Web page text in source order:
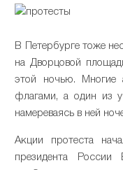
В Петербурге тоже
на Дворцовой
этой ночью. Многие
флагами, а один из
намереваясь в ней
Акции протеста
президента России